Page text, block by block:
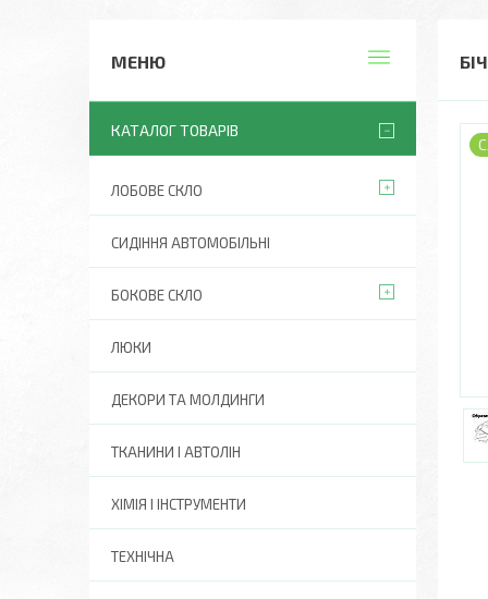
КАТАЛОГ ТОВАРІВ
ЛОБОВЕ СКЛО
СИДІННЯ АВТОМОБІЛЬНІ
БОКОВЕ СКЛО
ЛЮКИ
ДЕКОРИ ТА МОЛДИНГИ
ТКАНИНИ І АВТОЛІН
ХІМІЯ І ІНСТРУМЕНТИ
ТЕХНІЧНА